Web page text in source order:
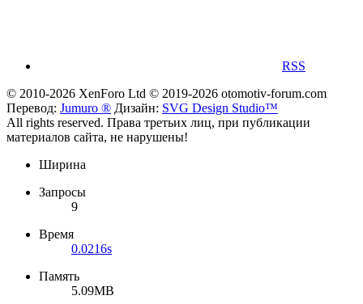
RSS
© 2010-2026 XenForo Ltd © 2019-2026 otomotiv-forum.com
Перевод: Jumuro ® Дизайн: SVG Design Studio™
All rights reserved. Права третьих лиц, при публикации
материалов сайта, не нарушены!
Ширина
Запросы
9
Время
0.0216s
Память
5.09MB